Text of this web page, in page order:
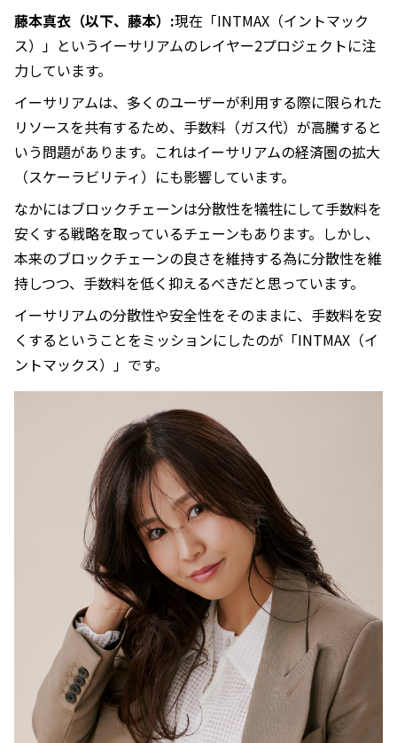
藤本真衣（以下、藤本）:現在「INTMAX（イントマック
ス）」というイーサリアムのレイヤー2プロジェクトに注
力しています。
イーサリアムは、多くのユーザーが利用する際に限られた
リソースを共有するため、手数料（ガス代）が高騰すると
いう問題があります。これはイーサリアムの経済圏の拡大
（スケーラビリティ）にも影響しています。
なかにはブロックチェーンは分散性を犠牲にして手数料を
安くする戦略を取っているチェーンもあります。しかし、
本来のブロックチェーンの良さを維持する為に分散性を維
持しつつ、手数料を低く抑えるべきだと思っています。
イーサリアムの分散性や安全性をそのままに、手数料を安
くするということをミッションにしたのが「INTMAX（イ
ントマックス）」です。